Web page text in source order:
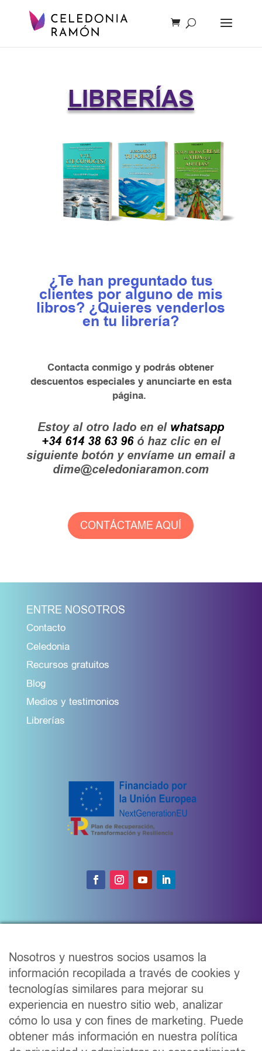
LIBRERÍAS
¿Te han preguntado tus
clientes por alguno de mis
libros? ¿Quieres venderlos
en tu librería?
Contacta conmigo y podrás obtener
descuentos especiales y anunciarte en esta
página.
Estoy al otro lado en el whatsapp
+34 614 38 63 96ó haz clic en el
siguiente botón y envíame un email a
dime@celedoniaramon.com
CONTÁCTAME AQUÍ
ENTRE NOSOTROS
Contacto
Celedonia
Recursos gratuitos
Blog
Medios y testimonios
Librerías
He leído y acepto lapolítica de privacidad, y
recibir información de tus productos.
He leído y acepto
Nosotros y nuestros socios usamos la
información recopilada a través de cookies y
tecnologías similares para mejorar su
experiencia en nuestro sitio web, analizar
cómo lo usa y con fines de marketing. Puede
obtener más información en nuestra política